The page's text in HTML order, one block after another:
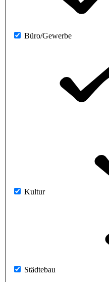
Büro/Gewerbe
Kultur
Städtebau